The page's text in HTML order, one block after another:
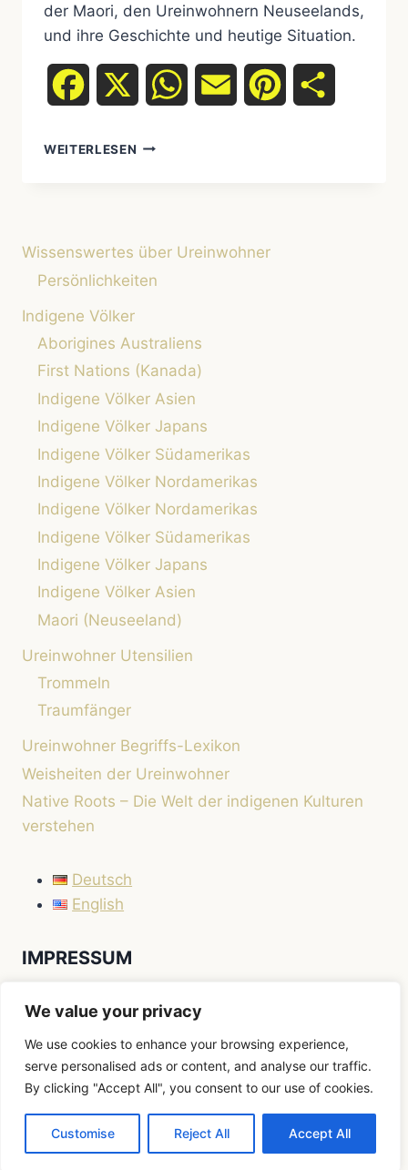
We value your privacy
We use cookies to enhance your browsing experience,
serve personalised ads or content, and analyse our traffic.
By clicking "Accept All", you consent to our use of cookies.
Customise Reject All Accept All
der Maori, den Ureinwohnern Neuseelands,
und ihre Geschichte und heutige Situation.
Facebook WhatsAppEmail Pinterest
WEITERLESEN UREINWOHNER
EINZIGARTIGE
KULTUR
Wissenswertes über Ureinwohner
Persönlichkeiten
Indigene Völker
Aborigines Australiens
First Nations (Kanada)
Indigene Völker Asien
Indigene Völker Japans
Indigene Völker Südamerikas
Indigene Völker Nordamerikas
Indigene Völker Nordamerikas
Indigene Völker Südamerikas
Indigene Völker Japans
Indigene Völker Asien
Maori (Neuseeland)
Ureinwohner Utensilien
Trommeln
Traumfänger
Ureinwohner Begriffs-Lexikon
Weisheiten der Ureinwohner
Native Roots – Die Welt der indigenen Kulturen
verstehen
Deutsch
English
IMPRESSUM
© 2026 Native Roots